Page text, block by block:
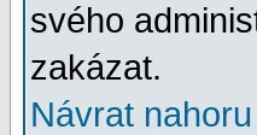
svého
zakázat.
Návrat nahoru